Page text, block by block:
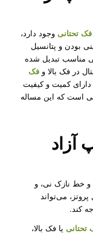
فک تحتانیوجود دارد،
بودن و پتانسیل
مناسب تبدیل شده
در فک بالا و فک
کمیت و کیفیت
است که این مساله
آزاد
و خط نازک نی، و
می‌تواند
کند.
تحتانییا فک بالا،